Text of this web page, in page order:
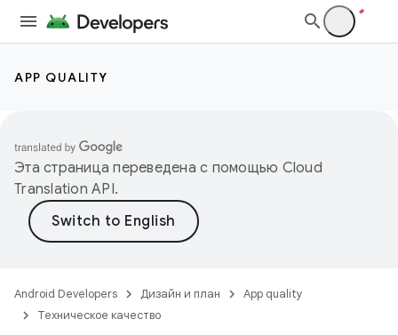
APP QUALITY
Эта страница переведена с помощью Cloud
Translation API.
Android Developers Дизайн и план
App quality
Техническое качество